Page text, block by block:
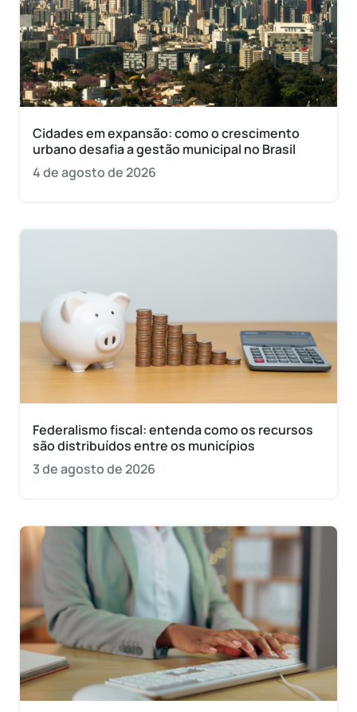
Cidades em expansão: como o crescimento
urbano desafia a gestão municipal no Brasil
4 de agosto de 2026
Federalismo fiscal: entenda como os recursos
são distribuídos entre os municípios
3 de agosto de 2026